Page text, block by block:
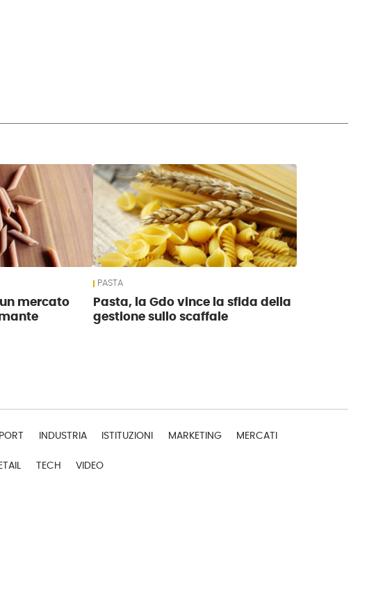
un mercato
PASTA
Pasta, la Gdo vince la sfida della
gestione sullo scaffale
INDUSTRIA ISTITUZIONI MARKETING MERCATI
TECH VIDEO